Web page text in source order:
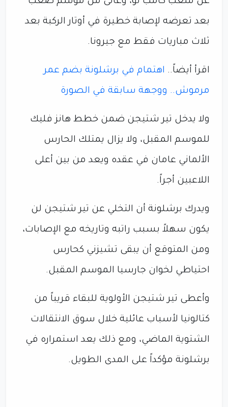
بعد تعرضه لإصابة خطيرة في أوتار الركبة بعد
ثلاث مباريات فقط مع جيرونا.
اقرأ أيضاً.. اهتمام في برشلونة بضم عمر
مرموش.. ووجهة سابقة في الصورة
ولا يدخل تير شتيجن ضمن خطط هانز فليك
للموسم المقبل، ولا يزال يمتلك الحارس
الألماني عامان في عقده ويعد من بين أعلى
اللاعبين أجراً.
ويدرك برشلونة أن التخلي عن تير شتيجن لن
يكون سهلاً بسبب راتبه وتاريخه مع الإصابات،
ومن المتوقع أن يبقى تشيزني كحارس
احتياطي لخوان جارسيا الموسم المقبل.
وأعطى تير شتيجن الأولوية للبقاء قريباً من
كتالونيا لأسباب عائلية خلال سوق الانتقالات
الشتوية الماضي، ومع ذلك يعد استمراره في
برشلونة مؤكداً على المدى الطويل.